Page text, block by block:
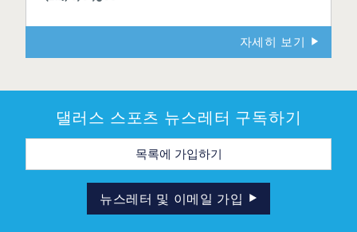
자세히 보기
댈러스 스포츠 뉴스레터 구독하기
이
일
뉴스레터 및 이메일 가입